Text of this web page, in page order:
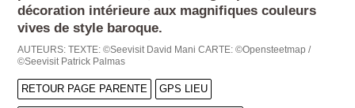
décoration intérieure aux magnifiques couleurs
vives de style baroque.
AUTEURS:TEXTE: ©Seevisit David Mani CARTE: ©Opensteetmap /
©Seevisit Patrick Palmas
RETOUR PAGE PARENTE GPS LIEU